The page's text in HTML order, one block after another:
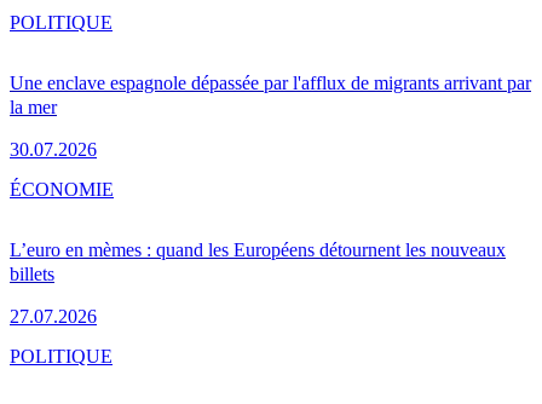
Une enclave espagnole dépassée par l'afflux de migrants arrivant par
la mer
30.07.2026
POLITIQUE
L’euro en mèmes : quand les Européens détournent les nouveaux
billets
27.07.2026
ÉCONOMIE
POLITIQUE